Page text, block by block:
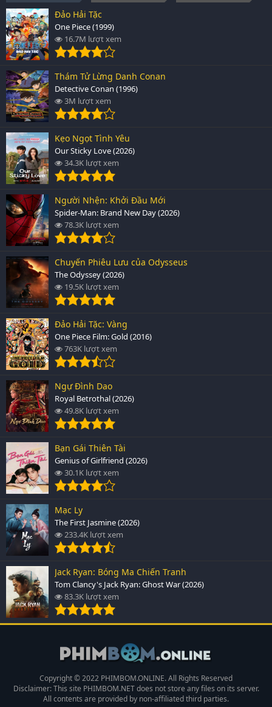
Đảo Hải Tặc
One Piece (1999)
16.7M lượt xem
Thám Tử Lừng Danh Conan
Detective Conan (1996)
3M lượt xem
Kẹo Ngọt Tình Yêu
Our Sticky Love (2026)
34.3K lượt xem
Người Nhện: Khởi Đầu Mới
Spider-Man: Brand New Day (2026)
78.3K lượt xem
Chuyến Phiêu Lưu của Odysseus
The Odyssey (2026)
19.5K lượt xem
Đảo Hải Tặc: Vàng
One Piece Film: Gold (2016)
763K lượt xem
Ngự Đình Dao
Royal Betrothal (2026)
49.8K lượt xem
Bạn Gái Thiên Tài
Genius of Girlfriend (2026)
30.1K lượt xem
Mạc Ly
The First Jasmine (2026)
233.4K lượt xem
Jack Ryan: Bóng Ma Chiến Tranh
Tom Clancy's Jack Ryan: Ghost War (2026)
83.3K lượt xem
Copyright © 2022 PHIMBOM.ONLINE. All Rights Reserved
Disclaimer: This site PHIMBOM.NETdoes not store any files on its server.
All contents are provided by non-affiliated third parties.